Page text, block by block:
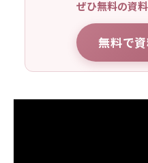
ぜひ無料の資
無料で